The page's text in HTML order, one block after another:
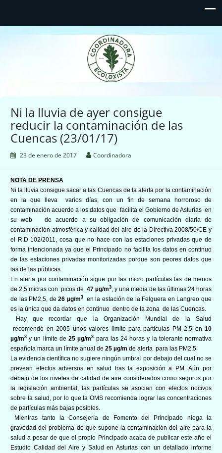
Coordinadora Ecoloxista
d'Asturies
Ni la lluvia de ayer consigue
reducir la contaminación de las
Cuencas (23/01/17)
23 de enero de 2017 Coordinadora
NOTA DE PRENSA
Ni la lluvia consigue sacar a las Cuencas de la alerta por la contaminación
en la que lleva varios días, con un fin de semana horroroso de
contaminación acuerdo a los datos que facilita el Gobierno de Asturias en
su web
de acuerdo a su obligación de comunicación diaria de
contaminación atmosférica y calidad del aire de la Directiva 2008/50/CE y
el R.D 102/2011, cosa que no hace con las estaciones privadas que de
forma intencionada ya que el Principado no facilita los datos en continuo
de las estaciones privadas monitorizadas porque son peores datos que
las de las públicas.
En alerta por contaminación sigue por las micro partículas las de menos
de 2,5 micras con picos de 47 µg/m3 , y una media de las últimas 24 horas
de las PM2,5, de26 µg/m3en la estación de la Felguera en Langreo que
es la única que da datos en continuo dentro de la zona de las Cuencas.
Hay que recordar que la Organización Mundial de la Salud
recomendó en 2005 unos valores límite para partículas PM 2,5 en 10
µg/m3 y un límite de25 µg/m3 para las 24 horas y la tolerante normativa
española marca un límite anual de 25 µg/m de alerta para las PM2,5
La evidencia científica no sugiere ningún umbral por debajo del cual no se
prevean efectos adversos en salud tras la exposición a PM. Aún por
debajo de los niveles de calidad de aire considerados como seguros por
la legislación ambiental, las partículas se asocian con efectos nocivos
sobre la salud, por lo que la OMS recomienda lograr las concentraciones
de partículas más bajas posibles.
Mientras tanto la Consejería de Fomento del Principado niega la
gravedad del problema de que supone la contaminación del aire para la
salud a pesar de que el propio Principado acaba de publicar este año el
Estudio Calidad del Aire y Salud en Asturias con un detallado informe